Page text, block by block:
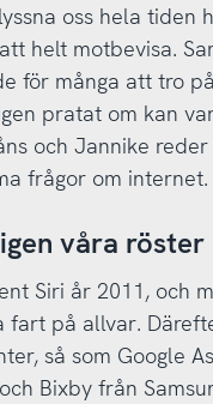
oss hela tiden
helt motbevisa.
för många att tro
pratat om kan
och Jannike
frågor om internet.
våra röster
Siri år 2011, och
fart på allvar.
så som Google
Bixby från